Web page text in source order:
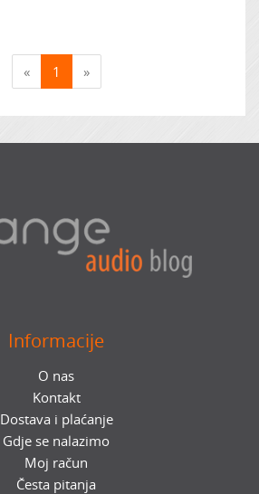
« 1 »
Informacije
O nas
Kontakt
Dostava i plaćanje
Gdje se nalazimo
Moj račun
Česta pitanja